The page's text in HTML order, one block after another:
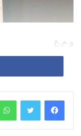
و.م.ع
وجه صاحب
المشاركين في
العربية التي
وفي ما يلي النص
رئيس الحكومة